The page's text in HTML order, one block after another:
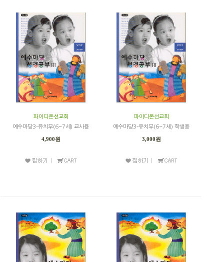
파이디온선교회
예수마당3-유치부(6~7세) 교사용
4,900원
파이디온선교회
예수마당3-유치부(6~7세) 학생용
3,000원